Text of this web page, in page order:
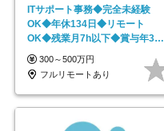
ITサポート事務◆完全未経験
OK◆年休134日◆リモート
OK◆残業月7h以下◆賞与年3回
◆5年目まで必ず昇給
300～500万円
フルリモートあり